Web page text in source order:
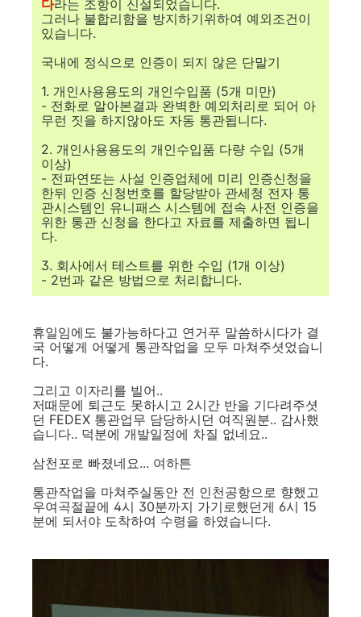
다라는 조항이 신설되었습니다.
그러나 불합리함을 방지하기위하여 예외조건이
있습니다.
국내에 정식으로 인증이 되지 않은 단말기
1. 개인사용용도의 개인수입품 (5개 미만)
- 전화로 알아본결과 완벽한 예외처리로 되어 아
무런 짓을 하지않아도 자동 통관됩니다.
2. 개인사용용도의 개인수입품 다량 수입 (5개
이상)
- 전파연또는 사설 인증업체에 미리 인증신청을
한뒤 인증 신청번호를 할당받아 관세청 전자 통
관시스템인 유니패스 시스템에 접속 사전 인증을
위한 통관 신청을 한다고 자료를 제출하면 됩니
다.
3. 회사에서 테스트를 위한 수입 (1개 이상)
- 2번과 같은 방법으로 처리합니다.
휴일임에도 불가능하다고 연거푸 말씀하시다가 결
국 어떻게 어떻게 통관작업을 모두 마쳐주셧었습니
다.
그리고 이자리를 빌어..
저때문에 퇴근도 못하시고 2시간 반을 기다려주셧
던 FEDEX 통관업무 담당하시던 여직원분.. 감사했
습니다.. 덕분에 개발일정에 차질 없네요..
삼천포로 빠졌네요... 여하튼
통관작업을 마쳐주실동안 전 인천공항으로 향했고
우여곡절끝에 4시 30분까지 가기로했던게 6시 15
분에 되서야 도착하여 수령을 하였습니다.